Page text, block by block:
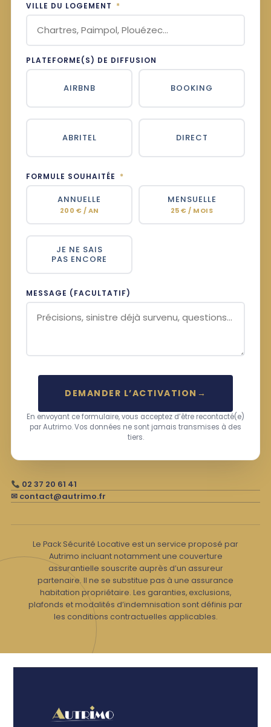
VILLE DU LOGEMENT *
PLATEFORME(S) DE DIFFUSION
AIRBNB BOOKING
ABRITEL DIRECT
FORMULE SOUHAITÉE *
ANNUELLE
200 € / AN
MENSUELLE
25 € / MOIS
JE NE SAIS
PAS ENCORE
MESSAGE (FACULTATIF)
DEMANDER L’ACTIVATION →
En envoyant ce formulaire, vous acceptez d’être recontacté(e)
par Autrimo. Vos données ne sont jamais transmises à des
tiers.
02 37 20 61 41
✉ contact@autrimo.fr
Le Pack Sécurité Locative est un service proposé par
Autrimo incluant notamment une couverture
assurantielle souscrite auprès d’un assureur
partenaire. Il ne se substitue pas à une assurance
habitation propriétaire. Les garanties, exclusions,
plafonds et modalités d’indemnisation sont définis par
les conditions contractuelles applicables.